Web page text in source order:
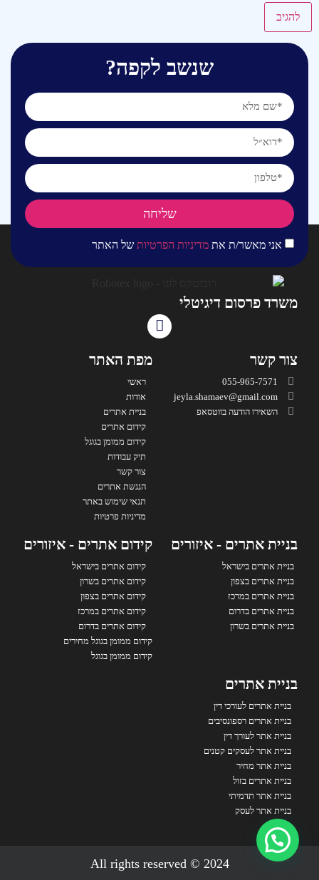
שנשב לקפה?
אני מאשר/ת את מדיניות הפרטיות של האתר
שליחה
משרד פרסום דיגיטלי
צור קשר
055-965-7571
jeyla.shamaev@gmail.com
השאירו הודעה בווטסאפ
מפת האתר
ראשי
אודות
בניית אתרים
קידום אתרים
קידום ממומן בגוגל
תיק עבודות
צור קשר
הנגשת אתרים
תנאי שימוש באתר
מדיניות פרטיות
בניית אתרים - איזורים
בניית אתרים בישראל
בניית אתרים בצפון
בניית אתרים במרכז
בניית אתרים בדרום
בניית אתרים בשרון
קידום אתרים - איזורים
קידום אתרים בישראל
קידום אתרים בשרון
קידום אתרים בצפון
קידום אתרים במרכז
קידום אתרים בדרום
קידום ממומן בגוגל מחירים
קידום ממומן בגוגל
בניית אתרים
בניית אתרים לעורכי דין
בניית אתרים רספונסיבים
בניית אתר לעורך דין
בניית אתר לעסקים קטנים
בניית אתר מחיר
בניית אתרים בזול
בניית אתר תדמיתי
בניית אתר לעסק
2024 © All rights reserved